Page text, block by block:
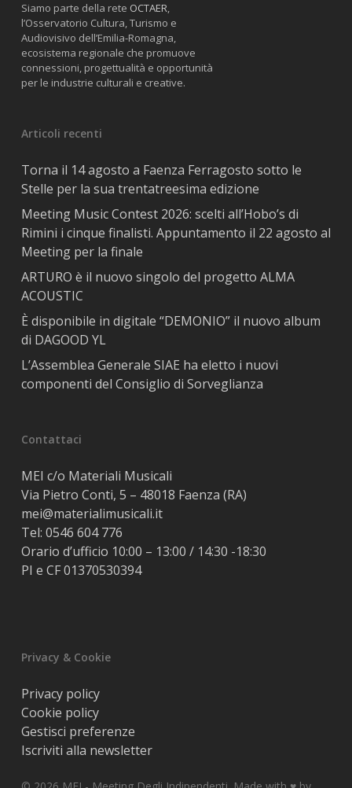
Siamo parte della rete OCTAER,
l’Osservatorio Cultura, Turismo e
Audiovisivo dell’Emilia-Romagna,
ecosistema regionale che promuove
connessioni, progettualità e opportunità
per le industrie culturali e creative.
Articoli recenti
Torna il 14 agosto a Faenza Ferragosto sotto le
Stelle per la sua trentatreesima edizione
Meeting Music Contest 2026: scelti all’Hobo’s di
Rimini i cinque finalisti. Appuntamento il 22 agosto al
Meeting per la finale
ARTURO è il nuovo singolo del progetto ALMA
ACOUSTIC
È disponibile in digitale “DEMONIO” il nuovo album
di DAGOOD YL
L’Assemblea Generale SIAE ha eletto i nuovi
componenti del Consiglio di Sorveglianza
Contattaci
MEI c/o Materiali Musicali
Via Pietro Conti, 5 – 48018 Faenza (RA)
mei@materialimusicali.it
Tel: 0546 604 776
Orario d’ufficio 10:00 – 13:00 / 14:30 -18:30
PI e CF 01370530394
Privacy & Cookie
Privacy policy
Cookie policy
Gestisci preferenze
Iscriviti alla newsletter